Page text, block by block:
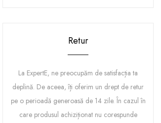
Retur
La ExpertE, ne preocupăm de satisfacția ta
deplină. De aceea, îți oferim un drept de retur
pe o perioadă generoasă de 14 zile. În cazul în
care produsul achiziționat nu corespunde